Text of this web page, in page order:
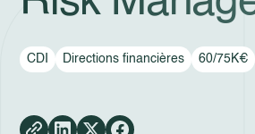
CDI Directions financières 60/75K€